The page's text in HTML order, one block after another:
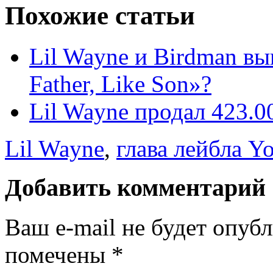
Похожие статьи
Lil Wayne и Birdman
Father, Like Son»?
Lil Wayne продал
Lil Wayne, глава лейбла
Добавить комментарий
Ваш e-mail не будет
помечены *